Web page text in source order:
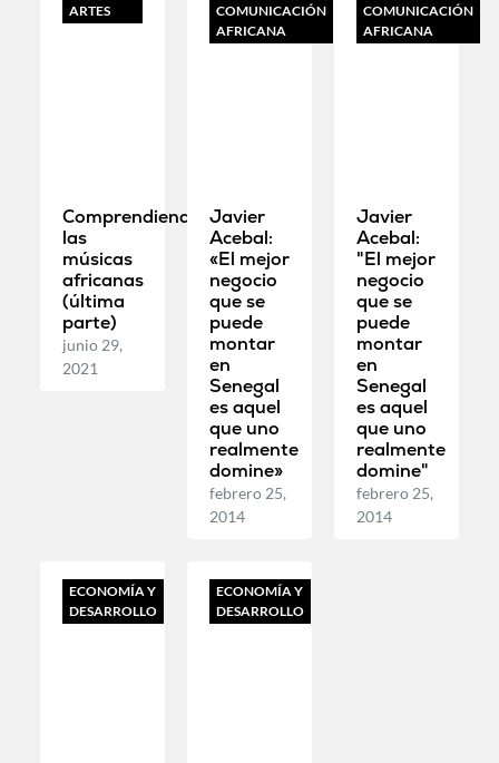
ARTES
Comprendiendo
las
músicas
africanas
(última
parte)
junio 29,
2021
COMUNICACIÓN
AFRICANA
Javier
Acebal:
«El mejor
negocio
que se
puede
montar
en
Senegal
es aquel
que uno
realmente
domine»
febrero 25,
2014
COMUNICACIÓN
AFRICANA
Javier
Acebal:
"El mejor
negocio
que se
puede
montar
en
Senegal
es aquel
que uno
realmente
domine"
febrero 25,
2014
ECONOMÍA Y
DESARROLLO
ECONOMÍA Y
DESARROLLO